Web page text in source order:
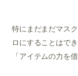
特にまだまだマス
ロにすることはで
「アイテムの力を